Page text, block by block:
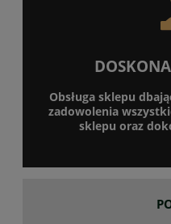
Obsługa sklepu
zadowolenia
sklepu oraz